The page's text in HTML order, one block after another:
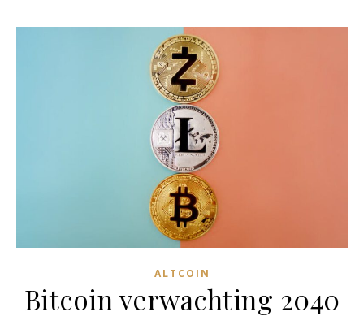
ALTCOIN
Bitcoin verwachting 2040